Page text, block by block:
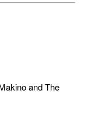
and The